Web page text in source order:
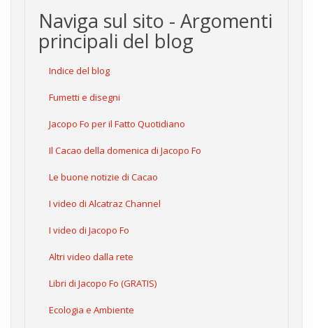
Naviga sul sito - Argomenti
principali del blog
Indice del blog
Fumetti e disegni
Jacopo Fo per il Fatto Quotidiano
Il Cacao della domenica di Jacopo Fo
Le buone notizie di Cacao
I video di Alcatraz Channel
I video di Jacopo Fo
Altri video dalla rete
Libri di Jacopo Fo (GRATIS)
Ecologia e Ambiente